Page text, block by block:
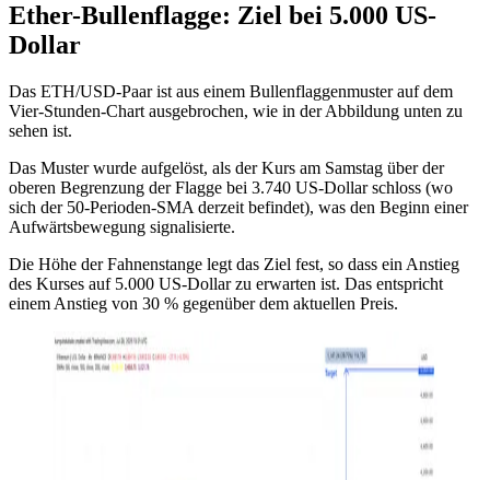
Ether-Bullenflagge: Ziel bei 5.000 US-
Dollar
Das ETH/USD-Paar ist aus einem Bullenflaggenmuster auf dem
Vier-Stunden-Chart ausgebrochen, wie in der Abbildung unten zu
sehen ist.
Das Muster wurde aufgelöst, als der Kurs am Samstag über der
oberen Begrenzung der Flagge bei 3.740 US-Dollar schloss (wo
sich der 50-Perioden-SMA derzeit befindet), was den Beginn einer
Aufwärtsbewegung signalisierte.
Die Höhe der Fahnenstange legt das Ziel fest, so dass ein Anstieg
des Kurses auf 5.000 US-Dollar zu erwarten ist. Das entspricht
einem Anstieg von 30 % gegenüber dem aktuellen Preis.